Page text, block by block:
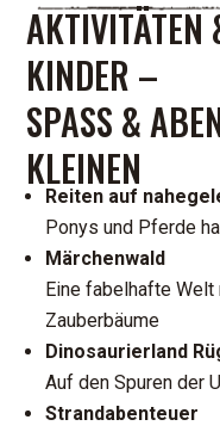
AKTIVITÄTEN
KINDER –
SPASS &
LEINEN
Reiten auf
Ponys und Pferde
Märchenwald
Eine fabelhafte
Zauberbäume
Dinosaurierland
Auf den Spuren der
Strandabenteuer